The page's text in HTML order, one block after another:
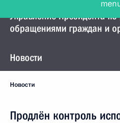
Управление Президента по
обращениями граждан и
Новости
Новости
Продлён контроль